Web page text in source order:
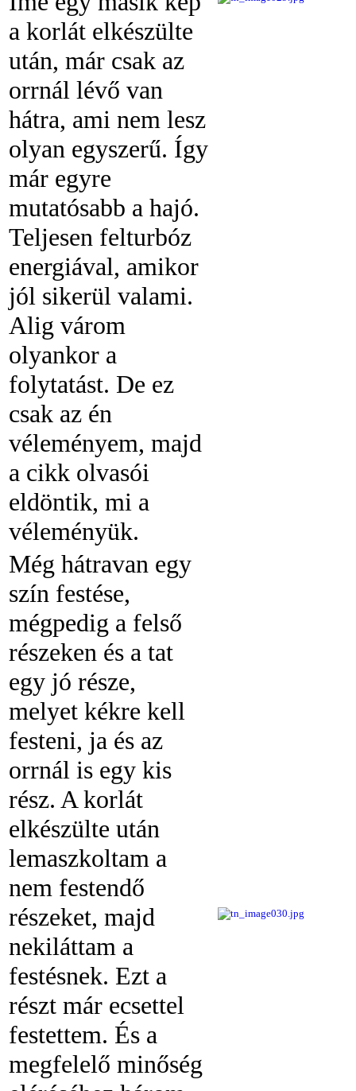
a korlát elkészülte
után, már csak az
orrnál lévő van
hátra, ami nem lesz
olyan egyszerű. Így
már egyre
mutatósabb a hajó.
Teljesen felturbóz
energiával, amikor
jól sikerül valami.
Alig várom
olyankor a
folytatást. De ez
csak az én
véleményem, majd
a cikk olvasói
eldöntik, mi a
véleményük.
Még hátravan egy
szín festése,
mégpedig a felső
részeken és a tat
egy jó része,
melyet kékre kell
festeni, ja és az
orrnál is egy kis
rész. A korlát
elkészülte után
lemaszkoltam a
nem festendő
részeket, majd
nekiláttam a
festésnek. Ezt a
részt már ecsettel
festettem. És a
megfelelő minőség